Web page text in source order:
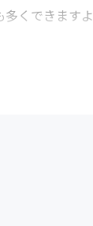
くできますよ
か？
ーのフォロ
念を理解す
し、受講い